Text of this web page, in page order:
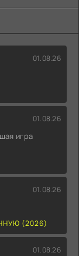
01.08.26
01.08.26
игра
01.08.26
(2026)
01.08.26